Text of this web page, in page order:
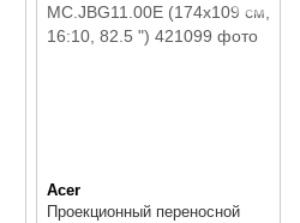
Acer
Проекционный переносной